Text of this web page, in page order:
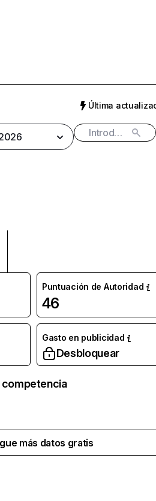
Última
Puntuación de Autoridad
46
Gasto en publicidad
Desbloquear
competencia
más datos gratis